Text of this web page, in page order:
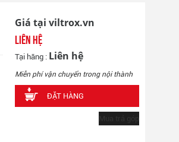
Giá tại viltrox.vn
Liên hệ
Tại hãng : Liên hệ
Miễn phí vận chuyển trong nội thành
ĐẶT HÀNG